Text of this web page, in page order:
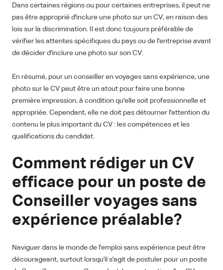
Dans certaines régions ou pour certaines entreprises, il peut ne
pas être approprié d'inclure une photo sur un CV, en raison des
lois sur la discrimination. Il est donc toujours préférable de
vérifier les attentes spécifiques du pays ou de l'entreprise avant
de décider d'inclure une photo sur son CV.
En résumé, pour un conseiller en voyages sans expérience, une
photo sur le CV peut être un atout pour faire une bonne
première impression, à condition qu'elle soit professionnelle et
appropriée. Cependant, elle ne doit pas détourner l'attention du
contenu le plus important du CV : les compétences et les
qualifications du candidat.
Comment rédiger un CV
efficace pour un poste de
Conseiller voyages sans
expérience préalable?
Naviguer dans le monde de l'emploi sans expérience peut être
décourageant, surtout lorsqu'il s'agit de postuler pour un poste